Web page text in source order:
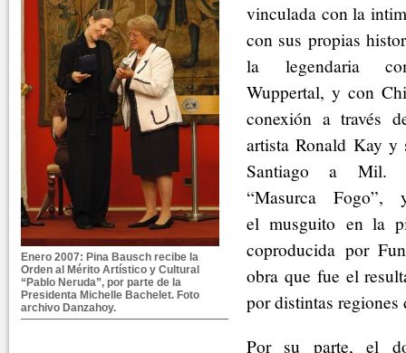
Enero 2007: Pina Bausch recibe la
Orden al Mérito Artístico y Cultural
“Pablo Neruda”, por parte de la
Presidenta Michelle Bachelet. Foto
archivo Danzahoy.
vinculada con la
con sus propias
la legendaria
Wuppertal, y con
conexión a través
artista Ronald Kay y
Santiago a Mil.
“Masurca
el musguito en la
coproducida por
obra que fue el
por distintas regiones
Por su parte, el